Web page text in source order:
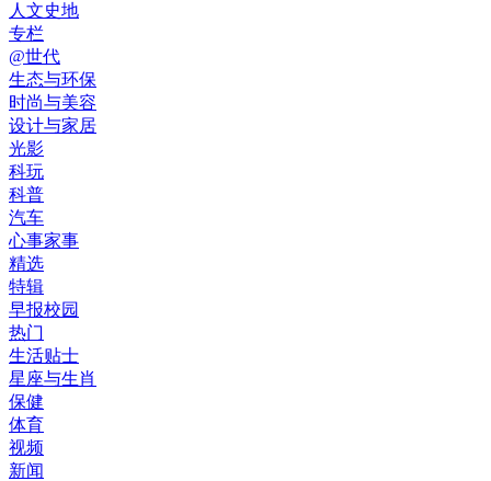
人文史地
专栏
@世代
生态与环保
时尚与美容
设计与家居
光影
科玩
科普
汽车
心事家事
精选
特辑
早报校园
热门
生活贴士
星座与生肖
保健
体育
视频
新闻